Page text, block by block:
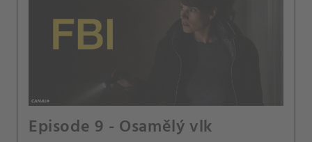
Episode 9 - Osamělý vlk